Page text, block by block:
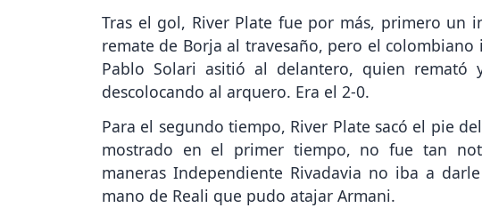
Tras el gol, River Plate fue por más, primero un
remate de Borja al travesaño, pero el
Pablo Solari asitió al delantero, quien
descolocando al arquero. Era el 2-0.
Para el segundo tiempo, River Plate sacó el pie
mostrado en el primer tiempo, no fue tan
maneras Independiente Rivadavia no iba a
mano de Reali que pudo atajar Armani.